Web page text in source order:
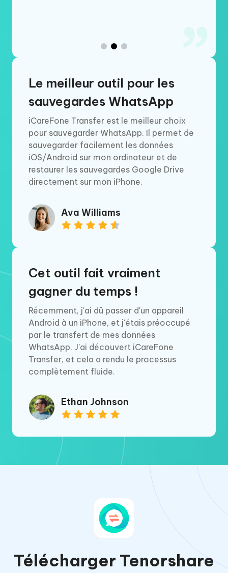
Le meilleur outil pour les
sauvegardes WhatsApp
iCareFone Transfer est le meilleur choix
pour sauvegarder WhatsApp. Il permet de
sauvegarder facilement les données
iOS/Android sur mon ordinateur et de
restaurer les sauvegardes Google Drive
directement sur mon iPhone.
Ava Williams
Cet outil fait vraiment
gagner du temps !
Récemment, j'ai dû passer d'un appareil
Android à un iPhone, et j'étais préoccupé
par le transfert de mes données
WhatsApp. J'ai découvert iCareFone
Transfer, et cela a rendu le processus
complètement fluide.
Ethan Johnson
Télécharger Tenorshare